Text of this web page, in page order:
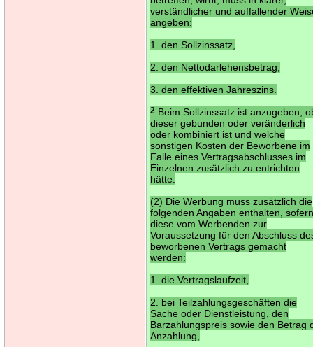
verständlicher und auffallender
angeben:
1. den Sollzinssatz,
2. den Nettodarlehensbetrag,
3. den effektiven Jahreszins.
2 Beim Sollzinssatz ist anzugeben,
dieser gebunden oder veränderlich
oder kombiniert ist und welche
sonstigen Kosten der Beworbene im
Falle eines Vertragsabschlusses im
Einzelnen zusätzlich zu entrichten
hätte.
(2) Die Werbung muss zusätzlich die
folgenden Angaben enthalten,
diese vom Werbenden zur
Voraussetzung für den Abschluss
beworbenen Vertrags gemacht
werden:
1. die Vertragslaufzeit,
2. bei Teilzahlungsgeschäften die
Sache oder Dienstleistung, den
Barzahlungspreis sowie den Betrag
Anzahlung,